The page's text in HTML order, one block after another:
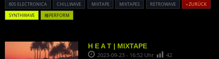
80S ELECTRONICA CHILLWAVE MIXTAPE MIXTAPES RETROWAVE
« ZURÜCK
SYNTHWAVE
種PERFORM
H E A T | MIXTAPE
2023-09-23 - 16:52 Uhr 42